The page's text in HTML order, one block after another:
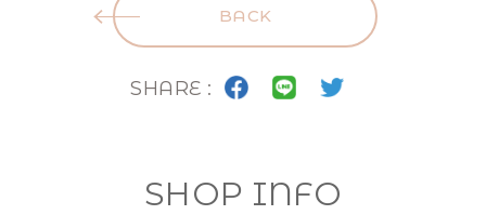
BACK
SHARE :
SHOP INFO